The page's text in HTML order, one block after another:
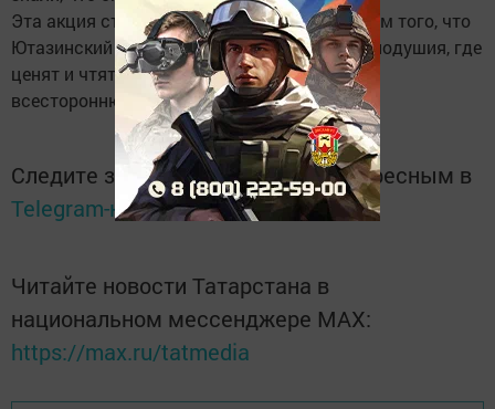
Эта акция стала ещё одним подтверждением того, что
Ютазинский район — это территория неравнодушия, где
ценят и чтят память о героях и оказывают
всестороннюю поддержку их семьям.
Следите за самым важным и интересным в
Telegram-каналеТатмедиа
Читайте новости Татарстана в
национальном мессенджере MАХ:
https://max.ru/tatmedia